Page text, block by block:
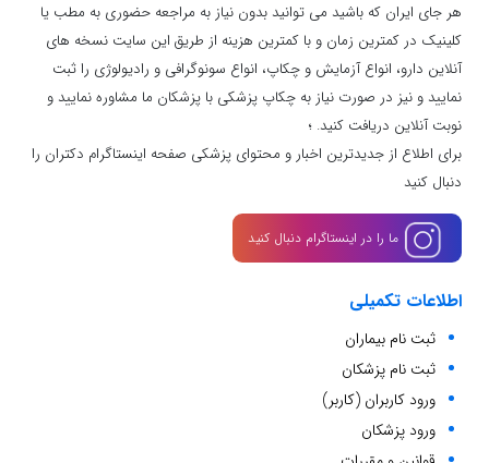
هر جای ایران که باشید می توانید بدون نیاز به مراجعه حضوری به مطب یا
کلینیک در کمترین زمان و با کمترین هزینه از طریق این سایت نسخه های
آنلاین دارو، انواع آزمایش و چکاپ، انواع سونوگرافی و رادیولوژی را ثبت
نمایید و نیز در صورت نیاز به چکاپ پزشکی با پزشکان ما مشاوره نمایید و
نوبت آنلاین دریافت کنید. ؛
برای اطلاع از جدیدترین اخبار و محتوای پزشکی صفحه اینستاگرام دکتران را
دنبال کنید
ما را در اینستاگرام دنبال کنید
اطلاعات تکمیلی
ثبت نام بیماران
ثبت نام پزشکان
ورود کاربران (کاربر)
ورود پزشکان